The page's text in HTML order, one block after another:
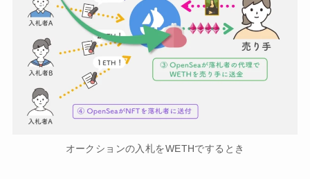
オークションの入札をWETHでするとき